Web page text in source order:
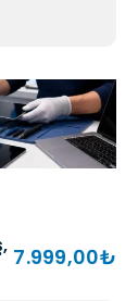
7.999,00₺